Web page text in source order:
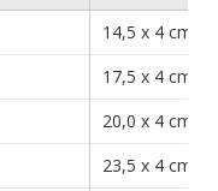
14,5 x 4 cm
17,5 x 4 cm
20,0 x 4 cm
23,5 x 4 cm